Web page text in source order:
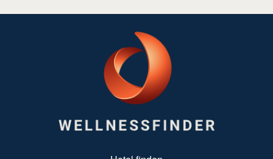
SUBFOOTER MENU